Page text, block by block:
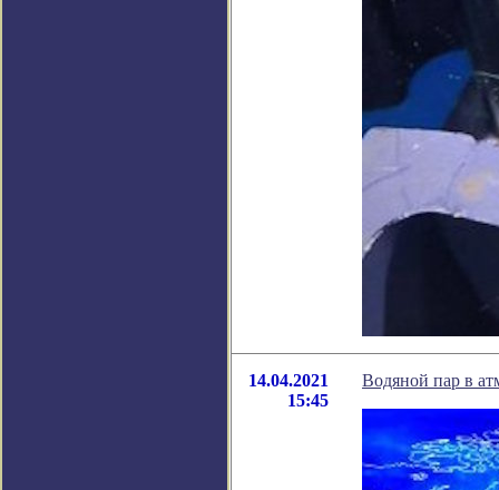
14.04.2021
15:45
Водяной пар в